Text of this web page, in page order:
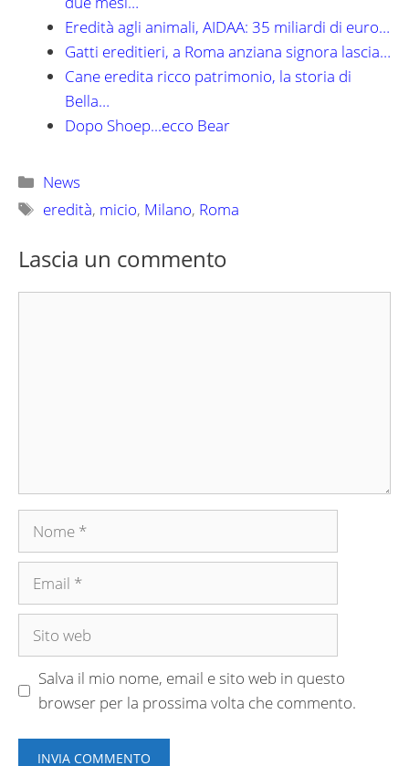
Eredità agli animali, AIDAA: 35 miliardi di euro…
Gatti ereditieri, a Roma anziana signora lascia…
Cane eredita ricco patrimonio, la storia di
Bella…
Dopo Shoep...ecco Bear
Categorie
News
Tag
eredità, micio, Milano, Roma
Lascia un commento
Nome
Email
Sito
Salva il mio nome, email e sito web in questo
browser per la prossima volta che commento.